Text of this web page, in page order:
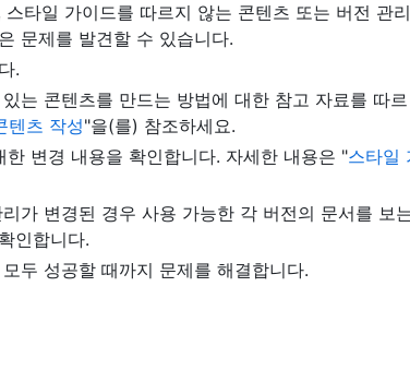
타일 가이드를 따르지 않는 콘텐츠 또는 버전 관리
문제를 발견할 수 있습니다.
.
는 콘텐츠를 만드는 방법에 대한 참고 자료를 따르
텐츠 작성"을(를) 참조하세요.
변경 내용을 확인합니다. 자세한 내용은 "스타일
가 변경된 경우 사용 가능한 각 버전의 문서를 보
인합니다.
두 성공할 때까지 문제를 해결합니다.